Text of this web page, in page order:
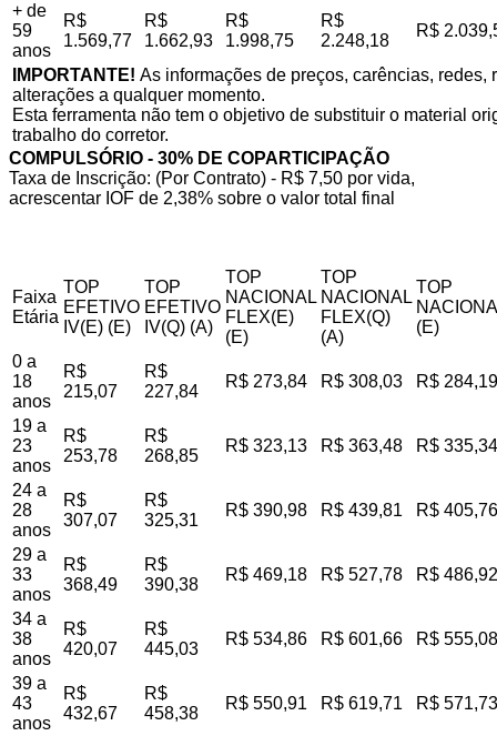
+ de
59
anos
R$
1.569,77
R$
1.662,93
R$
1.998,75
R$
2.248,18
R$
IMPORTANTE! As informações de preços, carências,
alterações a qualquer momento.
Esta ferramenta não tem o objetivo de substituir o material
trabalho do corretor.
COMPULSÓRIO - 30% DE COPARTICIPAÇÃO
Taxa de Inscrição: (Por Contrato) - R$ 7,50 por vida,
acrescentar IOF de 2,38% sobre o valor total final
Faixa
Etária
TOP
EFETIVO
IV(E) (E)
TOP
EFETIVO
IV(Q) (A)
TOP
NACIONAL
FLEX(E)
(E)
TOP
NACIONAL
FLEX(Q)
(A)
TOP
(E)
0 a
18
anos
R$
215,07
R$
227,84
R$ 273,84 R$ 308,03 R$ 284,19
19 a
23
anos
R$
253,78
R$
268,85
R$ 323,13 R$ 363,48 R$ 335,34
24 a
28
anos
R$
307,07
R$
325,31
R$ 390,98 R$ 439,81 R$ 405,76
29 a
33
anos
R$
368,49
R$
390,38
R$ 469,18 R$ 527,78 R$ 486,92
34 a
38
anos
R$
420,07
R$
445,03
R$ 534,86 R$ 601,66 R$ 555,08
39 a
43
anos
R$
432,67
R$
458,38
R$ 550,91 R$ 619,71 R$ 571,73